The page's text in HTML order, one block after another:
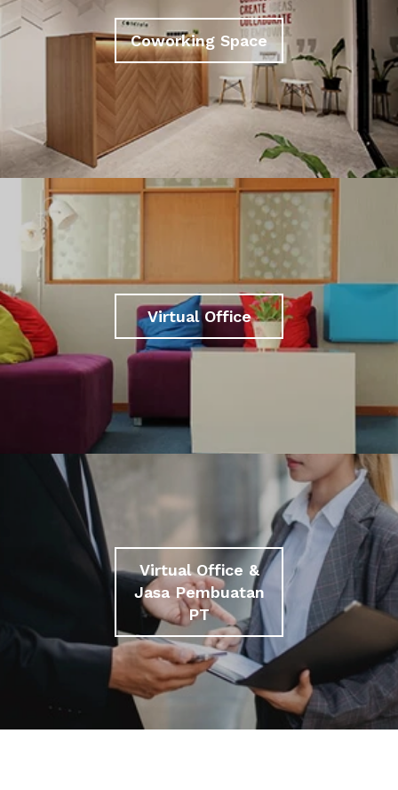
Coworking Space
Virtual Office
Virtual Office &
Jasa Pembuatan
PT